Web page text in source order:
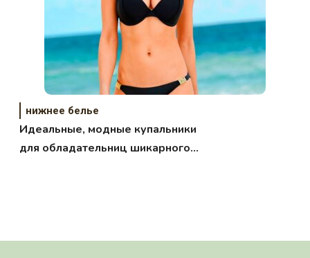
нижнее белье
Идеальные, модные купальники
для обладательниц шикарного